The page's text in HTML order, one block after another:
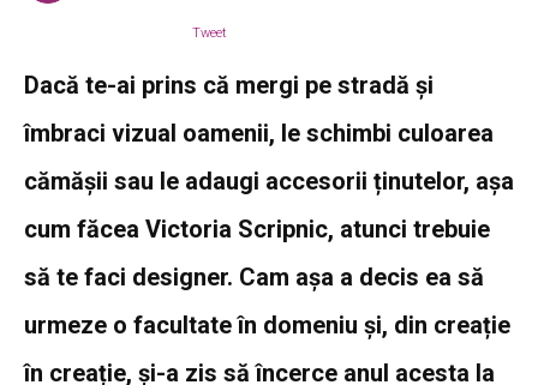
Tweet
Dacă te-ai prins că mergi pe stradă și
îmbraci vizual oamenii, le schimbi culoarea
cămășii sau le adaugi accesorii ținutelor, așa
cum făcea Victoria Scripnic, atunci trebuie
să te faci designer. Cam așa a decis ea să
urmeze o facultate în domeniu și, din creație
în creație, și-a zis să încerce anul acesta la